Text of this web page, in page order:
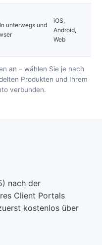
unterwegs und
iOS,
Android,
Web
an – wählen Sie je nach
Produkten und Ihrem
verbunden.
nach der
Client Portals
kostenlos über